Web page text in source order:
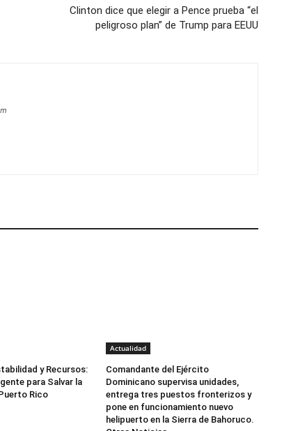
Clinton dice que elegir a Pence prueba “el
peligroso plan” de Trump para EEUU
y Recursos:
para Salvar la
Rico
Actualidad
Comandante del Ejército
Dominicano supervisa unidades,
entrega tres puestos fronterizos y
pone en funcionamiento nuevo
helipuerto en la Sierra de Bahoruco.